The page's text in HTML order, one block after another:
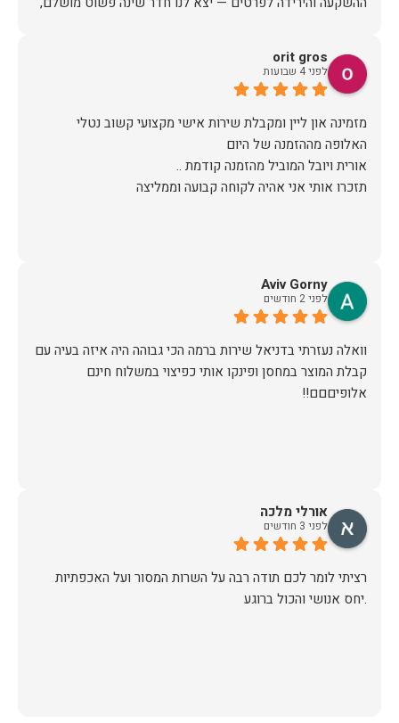
אין ספק שעשינו את הבחירה הנכונה. ממליצים מכל הלב לכל מי
orit gros
לפני 4 שבועות
מזמינה און ליין ומקבלת שירות אישי מקצועי קשוב נטלי
תזכרו אותי אני אהיה לקוחה קבועה וממליצה
Aviv Gorny
לפני 2 חודשים
וואלה נעזרתי בדניאל שירות ברמה הכי גבוהה היה איזה בעיה עם
קבלת המוצר במחסן ופינקו אותי כפיצוי במשלוח חינם
אלופיםםם!!
אורלי מלכה
לפני 3 חודשים
רציתי לומר לכם תודה רבה על השרות המסור ועל האכפתיות
.יחס אנושי והכול ברוגע